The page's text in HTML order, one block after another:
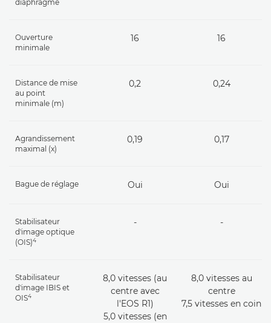
diaphragme
Ouverture
minimale
16 16
Distance de mise
au point
minimale (m)
0,2 0,24
Agrandissement
maximal (x)
0,19 0,17
Bague de réglage Oui Oui
Stabilisateur
d'image optique
(OIS)4
- -
Stabilisateur
d'image IBIS et
OIS4
8,0 vitesses (au
centre avec
l'EOS R1)
5,0 vitesses (en
8,0 vitesses au
centre
7,5 vitesses en coin